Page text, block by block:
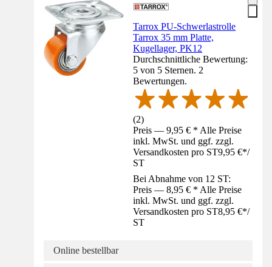
Tarrox PU-Schwerlastrolle
Tarrox 35 mm Platte,
Kugellager, PK12
Durchschnittliche Bewertung:
5 von 5 Sternen. 2
Bewertungen.
(2)
Preis — 9,95 € * Alle Preise
inkl. MwSt. und ggf. zzgl.
Versandkosten pro ST9,95 €*/
ST
Bei Abnahme von 12 ST:
Preis — 8,95 € * Alle Preise
inkl. MwSt. und ggf. zzgl.
Versandkosten pro ST8,95 €*/
ST
Online bestellbar